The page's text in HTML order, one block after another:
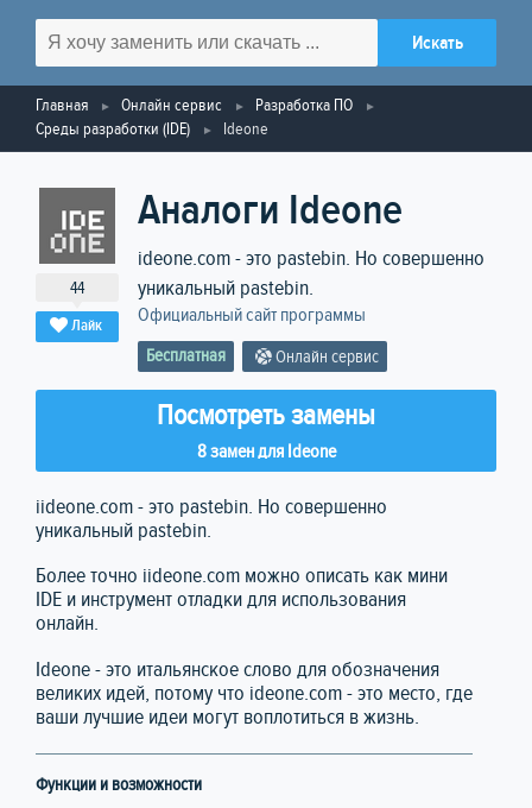
Главная Онлайн сервис
Разработка ПО
Среды разработки (IDE)
Ideone
44
Лайк
Аналоги Ideone
ideone.com - это pastebin. Но совершенно
уникальный pastebin.
Официальный сайт программы
Бесплатная Онлайн сервис
Посмотреть замены
8 замен для Ideone
iideone.com - это pastebin. Но совершенно
уникальный pastebin.
Более точно iideone.com можно описать как мини
IDE и инструмент отладки для использования
онлайн.
Ideone - это итальянское слово для обозначения
великих идей, потому что ideone.com - это место, где
ваши лучшие идеи могут воплотиться в жизнь.
Функции и возможности